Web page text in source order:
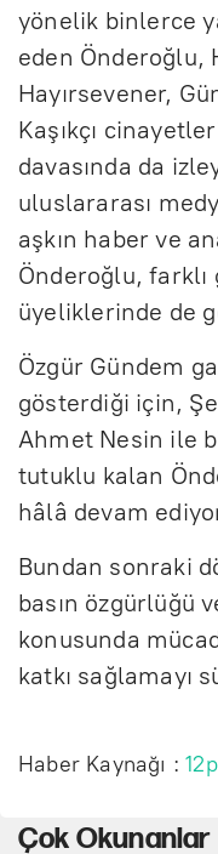
yönelik binlerce
eden Önderoğlu,
Hayırsevener,
Kaşıkçı
davasında da
uluslararası
aşkın haber ve
Önderoğlu,
üyeliklerinde de
Özgür Gündem
gösterdiği için,
Ahmet Nesin ile
tutuklu kalan
hâlâ devam
Bundan sonraki
basın özgürlüğü
konusunda
katkı sağlamayı
Haber Kaynağı :
Çok Okunanlar